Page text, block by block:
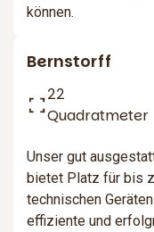
können.
Bernstorff
22
Quadratmeter
Unser gut
bietet Platz für bis
technischen
effiziente und